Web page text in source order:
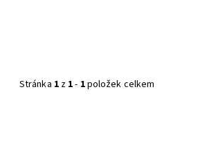
Stránka 1z 1- 1položek celkem